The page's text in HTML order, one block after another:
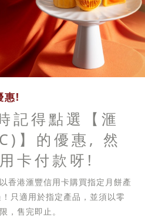
惠!
記得點選【滙
】的優惠, 然
卡付款呀!
香港滙豐信用卡購買指定月餅產
只適用於指定產品，並須以零
，售完即止。